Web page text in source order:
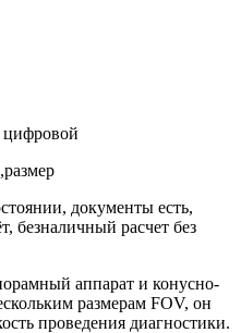
цифровой
документы есть,
безналичный расчет без
аппарат и конусно-
размерам FOV, он
проведения диагностики.